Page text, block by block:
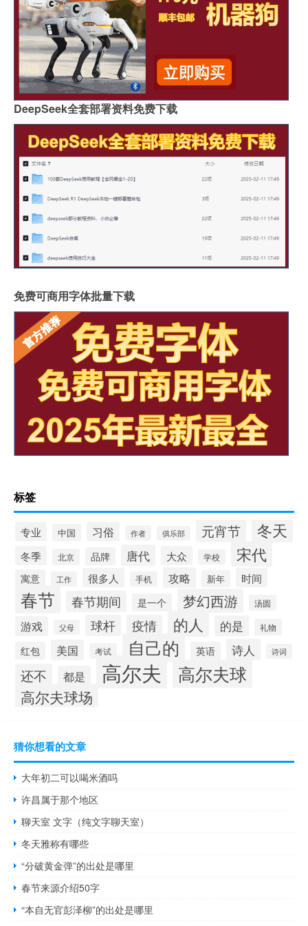
DeepSeek全套部署资料免费下载
免费可商用字体批量下载
标签
专业 中国 习俗 作者 俱乐部 元宵节 冬天
冬季 北京 品牌 唐代 大众 学校 宋代
寓意 工作 很多人 手机 攻略 新年 时间
春节 春节期间 是一个 梦幻西游 汤圆
游戏 父母 球杆 疫情 的人 的是 礼物
红包 美国 考试 自己的 英语 诗人 诗词
还不 都是 高尔夫 高尔夫球
高尔夫球场
猜你想看的文章
大年初二可以喝米酒吗
许昌属于那个地区
聊天室 文字（纯文字聊天室）
冬天雅称有哪些
“分破黄金弹”的出处是哪里
春节来源介绍50字
“本自无官彭泽柳”的出处是哪里